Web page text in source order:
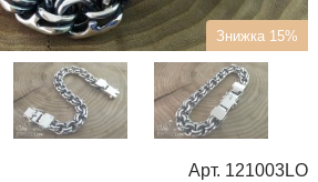
Знижка 15%
Арт. 121003LO